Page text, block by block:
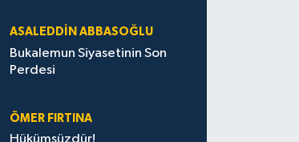
ASALEDDIN ABBASOĞLU
Bukalemun Siyasetinin Son
Perdesi
ÖMER FIRTINA
Hükümsüzdür!